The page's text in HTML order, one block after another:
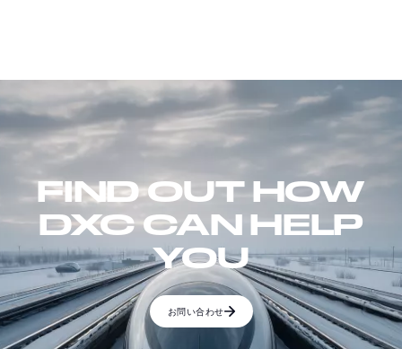
FIND OUT HOW
DXC CAN HELP
YOU
お問い合わせ